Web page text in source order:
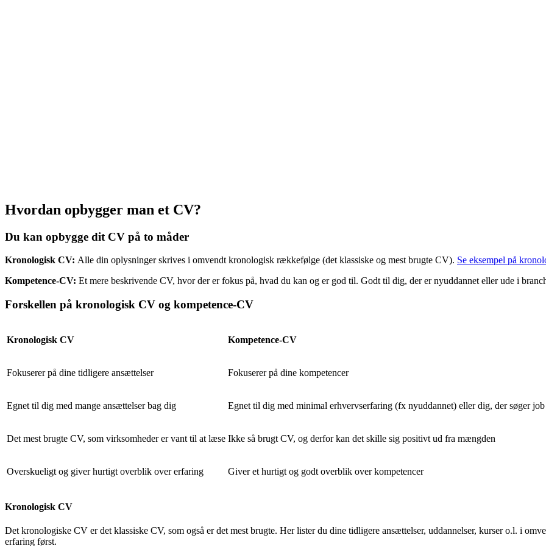
Hvordan opbygger man et CV?
Du kan opbygge dit CV på to måder
Kronologisk CV: Alle din oplysninger skrives i omvendt kronologisk rækkefølge (det klassiske og mest brugte CV). Se eksempel på
Kompetence-CV: Et mere beskrivende CV, hvor der er fokus på, hvad du kan og er god til. Godt til dig, der er nyuddannet eller ude i
Forskellen på kronologisk CV og kompetence-CV
Kronologisk CV Kompetence-CV
Fokuserer på dine tidligere ansættelser Fokuserer på dine kompetencer
Egnet til dig med mange ansættelser bag dig Egnet til dig med minimal erhvervserfaring (fx nyuddannet) eller dig, der søger
Det mest brugte CV, som virksomheder er vant til at læse Ikke så brugt CV, og derfor kan det skille sig positivt ud fra mængden
Overskueligt og giver hurtigt overblik over erfaring Giver et hurtigt og godt overblik over kompetencer
Kronologisk CV
Det kronologiske CV er det klassiske CV, som også er det mest brugte. Her lister du dine tidligere ansættelser, uddannelser, kurser o.l. i
erfaring først.